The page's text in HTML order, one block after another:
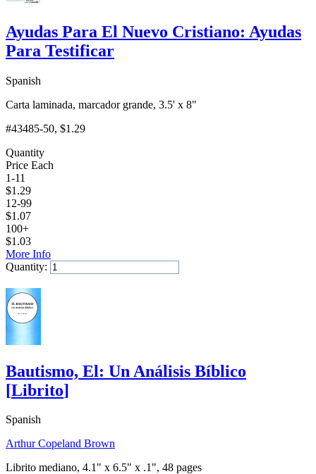
Ayudas Para El Nuevo Cristiano: Ayudas
Para Testificar
Spanish
Carta laminada, marcador grande, 3.5' x 8"
#43485-50, $1.29
Quantity
Price Each
1-11
$1.29
12-99
$1.07
100+
$1.03
More Info
Quantity:
Bautismo, El: Un Análisis Bíblico
[Librito]
Spanish
Arthur Copeland Brown
Librito mediano, 4.1" x 6.5" x .1", 48 pages